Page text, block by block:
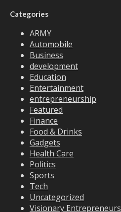
Categories
ARMY
Automobile
Business
development
Education
Entertainment
entrepreneurship
Featured
Finance
Food & Drinks
Gadgets
Health Care
Politics
Sports
Tech
Uncategorized
Visionary Entrepreneurs